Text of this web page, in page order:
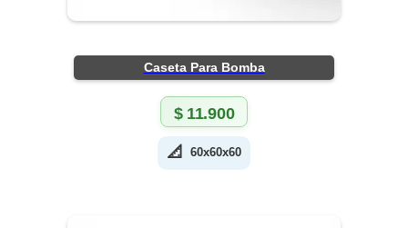
Caseta Para Bomba
$11.900
📐 60x60x60